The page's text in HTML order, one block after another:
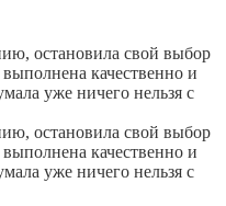
остановила свой выбор
качественно и
уже ничего нельзя с
остановила свой выбор
качественно и
уже ничего нельзя с